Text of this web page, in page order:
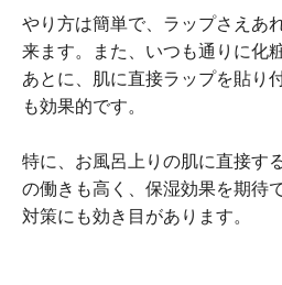
やり方は簡単で、ラップさえあ
来ます。また、いつも通りに化
あとに、肌に直接ラップを貼り
も効果的です。
特に、お風呂上りの肌に直接す
の働きも高く、保湿効果を期待
対策にも効き目があります。